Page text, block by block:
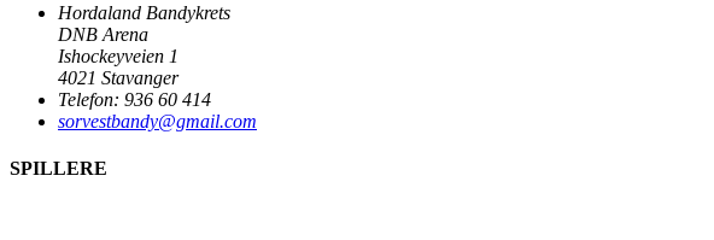
Hordaland Bandykrets
DNB Arena
Ishockeyveien 1
4021 Stavanger
Telefon: 936 60 414
sorvestbandy@gmail.com
SPILLERE